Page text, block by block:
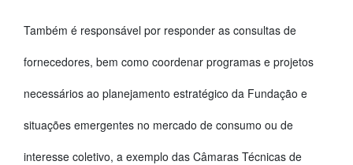
Também é responsável por responder as consultas de
fornecedores, bem como coordenar programas e projetos
necessários ao planejamento estratégico da Fundação e
situações emergentes no mercado de consumo ou de
interesse coletivo, a exemplo das Câmaras Técnicas de